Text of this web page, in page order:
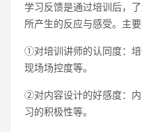
学习反馈是通过培训后，
所产生的反应与感受。主
①对培训讲师的认同度：
现场场控度等。
②对内容设计的好感度：
习的积极性等。